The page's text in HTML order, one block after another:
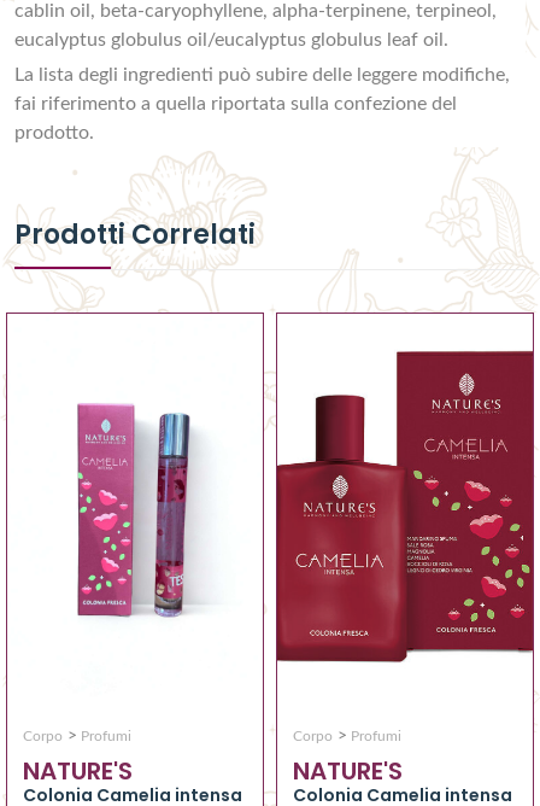
cablin oil, beta-caryophyllene, alpha-terpinene, terpineol,
eucalyptus globulus oil/eucalyptus globulus leaf oil.
La lista degli ingredienti può subire delle leggere modifiche,
fai riferimento a quella riportata sulla confezione del
prodotto.
Prodotti Correlati
Corpo > Profumi
NATURE'S
Colonia Camelia intensa
Corpo > Profumi
NATURE'S
Colonia Camelia intensa